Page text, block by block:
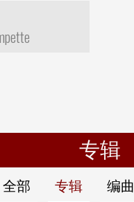
专辑
全部 专辑 编曲